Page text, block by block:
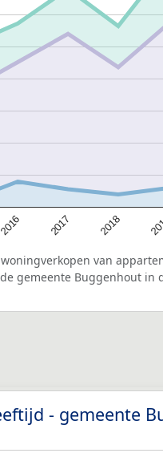
2016 2017 2018
van
gemeente Buggenhout in
- gemeente